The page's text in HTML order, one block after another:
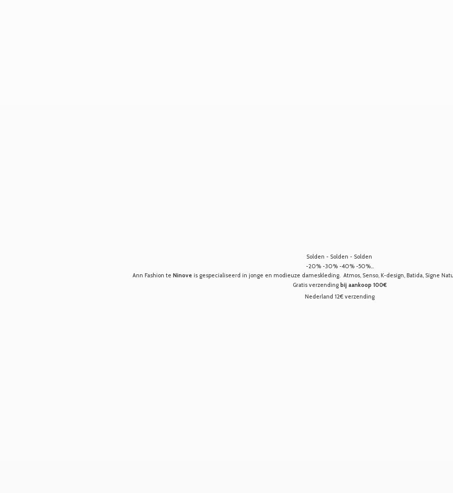
Solden - Solden - Solden
-20% -30% -40% -50%...
Ann Fashion te Ninove is gespecialiseerd in jonge en modieuze dameskleding. Atmos, Senso, K-design, Batida, Signe
Gratis verzending bij aankoop 100€
Nederland 12€ verzending